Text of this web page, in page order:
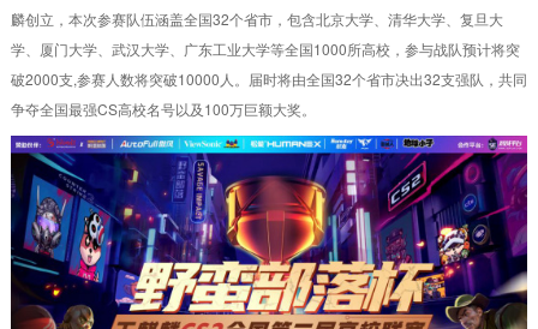
麟创立，本次参赛队伍涵盖全国32个省市，包含北京大学、清华大学、复旦大
学、厦门大学、武汉大学、广东工业大学等全国1000所高校，参与战队预计将突
破2000支,参赛人数将突破10000人。届时将由全国32个省市决出32支强队，共同
争夺全国最强CS高校名号以及100万巨额大奖。